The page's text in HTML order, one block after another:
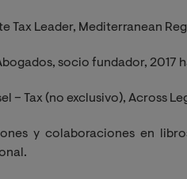
Tax Leader, Mediterranean
socio fundador, 2017
– Tax (no exclusivo), Across
y colaboraciones en